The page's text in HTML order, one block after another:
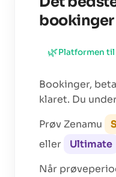
bookinger
🌿Platformen til
Bookinger,
klaret. Du
Prøv Zenamu
eller
Ultimate
Når